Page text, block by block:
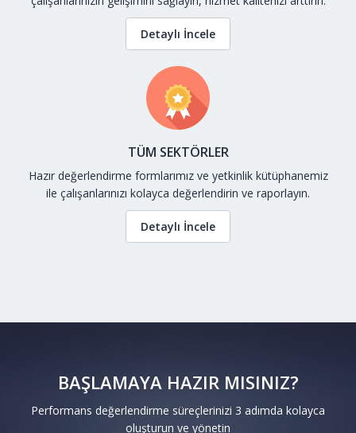
Detaylı İncele
TÜM SEKTÖRLER
Hazır değerlendirme formlarımız ve yetkinlik kütüphanemiz
ile çalışanlarınızı kolayca değerlendirin ve raporlayın.
Detaylı İncele
BAŞLAMAYA HAZIR MISINIZ?
Performans değerlendirme süreçlerinizi 3 adımda kolayca
oluşturun ve yönetin